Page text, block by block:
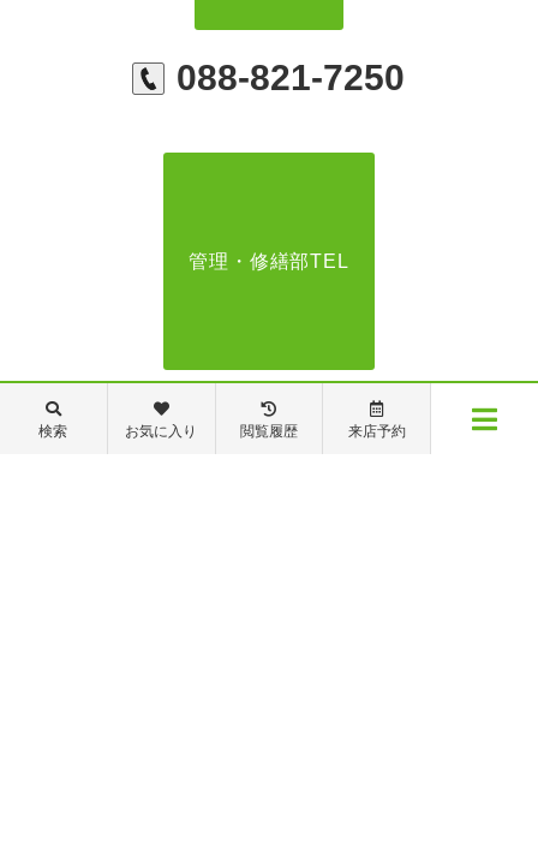
088-821-7250
管理・修繕部TEL
088-821-7272
検索 お気に入り 閲覧履歴 来店予約